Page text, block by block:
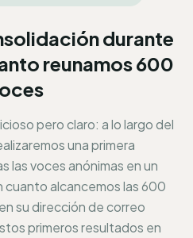
durante
reunamos 600
pero claro: a lo largo del
una primera
las voces anónimas en un
cuanto alcancemos las 600
su dirección de correo
primeros resultados en